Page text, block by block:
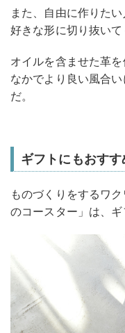
また、自由に作りた
好きな形に切り抜いて
オイルを含ませた革
なかでより良い風合
だ。
ギフトにもおすす
ものづくりをするワ
のコースター」は、ギ